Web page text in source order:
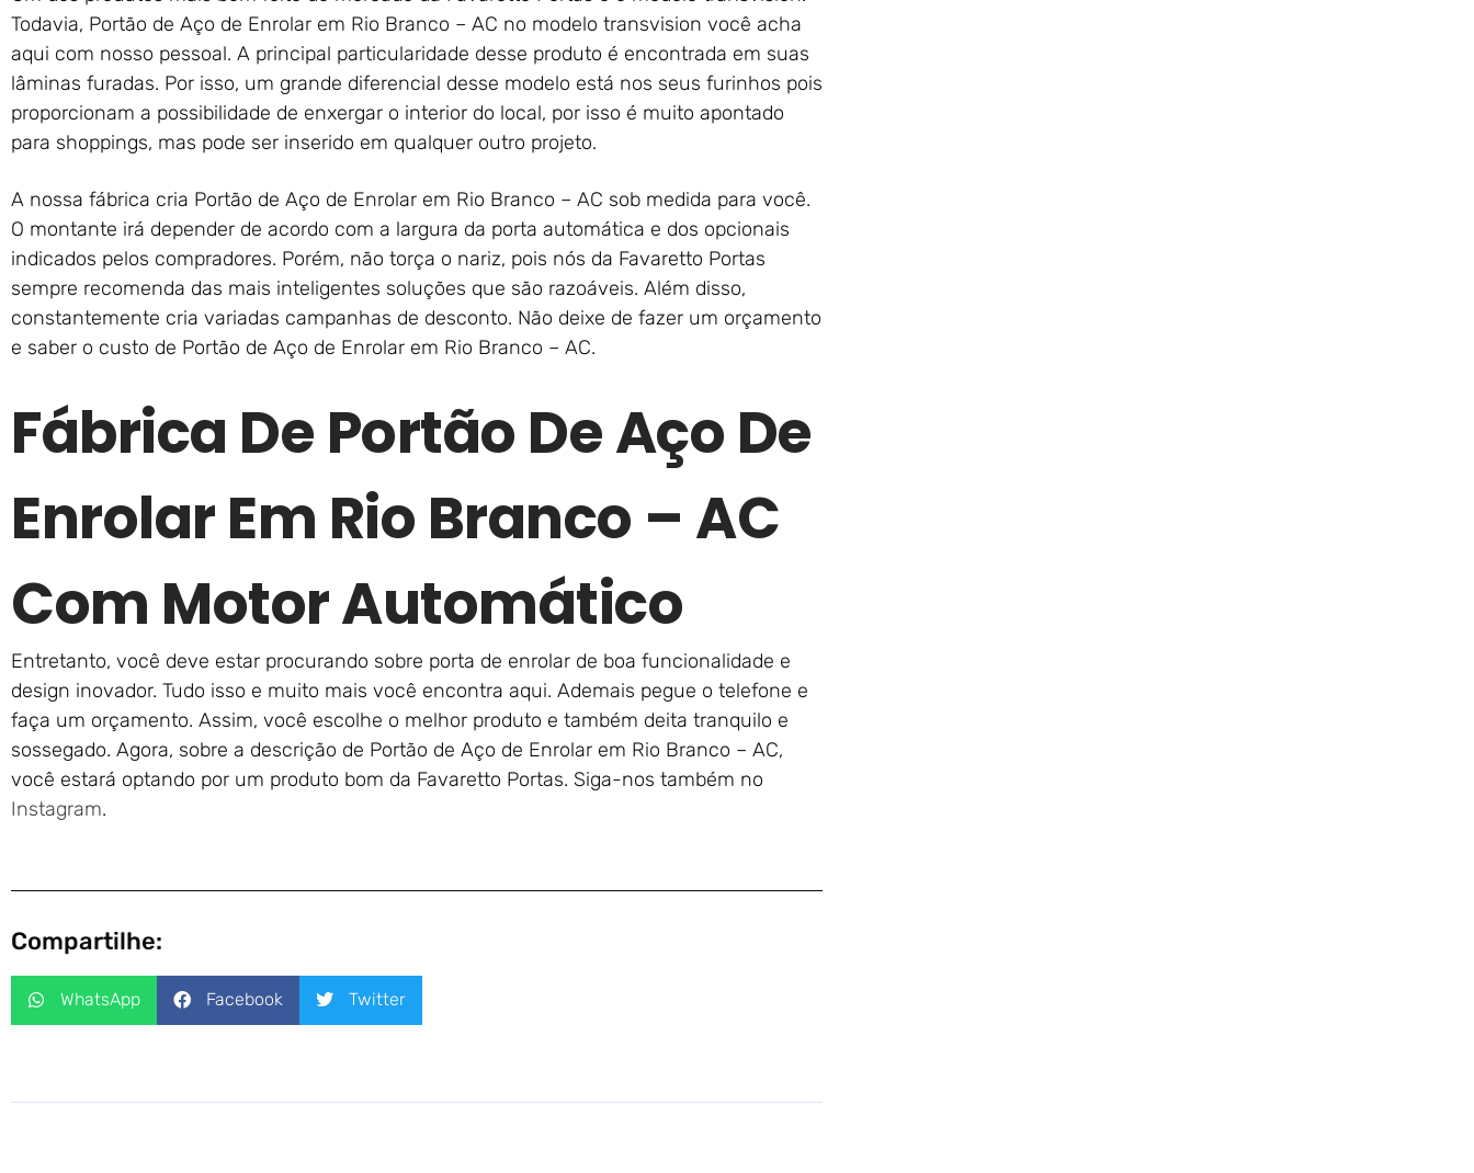
Todavia, Portão de Aço de Enrolar em Rio Branco – AC no modelo transvision você acha
aqui com nosso pessoal. A principal particularidade desse produto é encontrada em suas
lâminas furadas. Por isso, um grande diferencial desse modelo está nos seus furinhos pois
proporcionam a possibilidade de enxergar o interior do local, por isso é muito apontado
para shoppings, mas pode ser inserido em qualquer outro projeto.
A nossa fábrica cria Portão de Aço de Enrolar em Rio Branco – AC sob medida para você.
O montante irá depender de acordo com a largura da porta automática e dos opcionais
indicados pelos compradores. Porém, não torça o nariz, pois nós da Favaretto Portas
sempre recomenda das mais inteligentes soluções que são razoáveis. Além disso,
constantemente cria variadas campanhas de desconto. Não deixe de fazer um orçamento
e saber o custo de Portão de Aço de Enrolar em Rio Branco – AC.
Fábrica De Portão De Aço De
Enrolar Em Rio Branco – AC
Com Motor Automático
Entretanto, você deve estar procurando sobre porta de enrolar de boa funcionalidade e
design inovador. Tudo isso e muito mais você encontra aqui. Ademais pegue o telefone e
faça um orçamento. Assim, você escolhe o melhor produto e também deita tranquilo e
sossegado. Agora, sobre a descrição de Portão de Aço de Enrolar em Rio Branco – AC,
você estará optando por um produto bom da Favaretto Portas. Siga-nos também no
Instagram.
Compartilhe:
WhatsApp Facebook Twitter